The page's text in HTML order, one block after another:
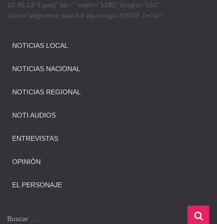
10.45.12-8.jpeg” alt=”” width=”1280″ height=”164″
class=”alignnone size-full wp-image-32500″ /></a>
NOTICIAS LOCAL
NOTICIAS NACIONAL
NOTICIAS REGIONAL
NOTI AUDIOS
ENTREVISTAS
OPINIÓN
EL PERSONAJE
B
Buscar …